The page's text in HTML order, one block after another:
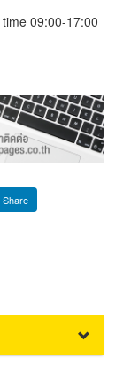
09:00-17:00
Share